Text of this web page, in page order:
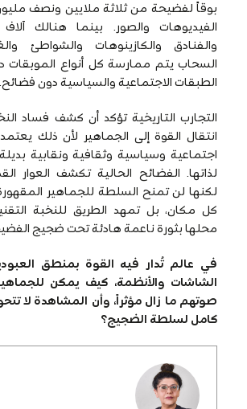
بوقاً لفضيحة من ثلاثة ملايين ونصف
الفيديوهات والصور. بينما هنالك آلاف
والفنادق والكازينوهات والشواطئ
السحاب يتم ممارسة كل أنواع الموبقات
الطبقات الاجتماعية والسياسية دون فضائح.
التجارب التاريخية تؤكد أن كشف فساد
انتقال القوة إلى الجماهير لأن ذلك
اجتماعية وسياسية وثقافية ونقابية
لذاتها. الفضائح الحالية تكشف العوار
لكنها لن تمنح السلطة للجماهير
كل مكان، بل تمهد الطريق للنخبة
محلها بثورة ناعمة هادئة تحت ضجيج
في عالم تُدار فيه القوة بمنطق
الشاشات والأنظمة، كيف يمكن
صوتهم ما زال مؤثراً، وأن المشاهدة لا
كامل لسلطة الضجيج؟